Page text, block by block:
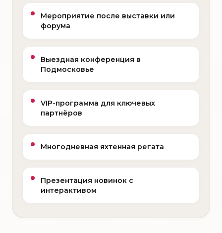
Мероприятие после выставки или
форума
Выездная конференция в
Подмосковье
VIP-программа для ключевых
партнёров
Многодневная яхтенная регата
Презентация новинок с
интерактивом